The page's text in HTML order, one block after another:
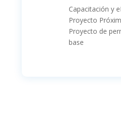
Capacitación y
Proyecto
Proyecto de
base